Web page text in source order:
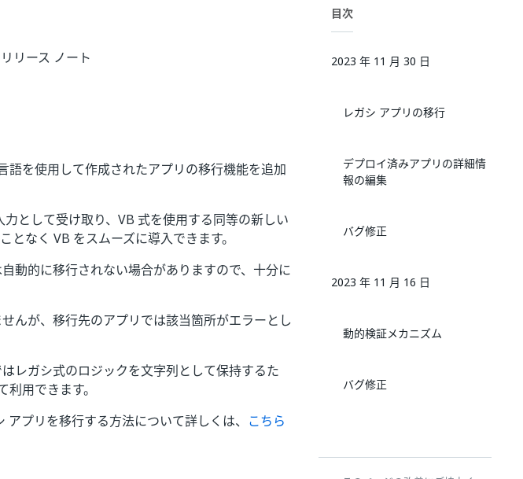
リース ノート
を使用して作成されたアプリの移行機能を追加
として受け取り、VB 式を使用する同等の新しい
なく VB をスムーズに導入できます。
動的に移行されない場合がありますので、十分に
んが、移行先のアプリでは該当箇所がエラーとし
レガシ式のロジックを文字列として保持するた
用できます。
プリを移行する方法について詳しくは、 こちら
目次
2023 年 11 月 30 日
レガシ アプリの移行
デプロイ済みアプリの詳細情
報の編集
バグ修正
2023 年 11 月 16 日
動的検証メカニズム
バグ修正